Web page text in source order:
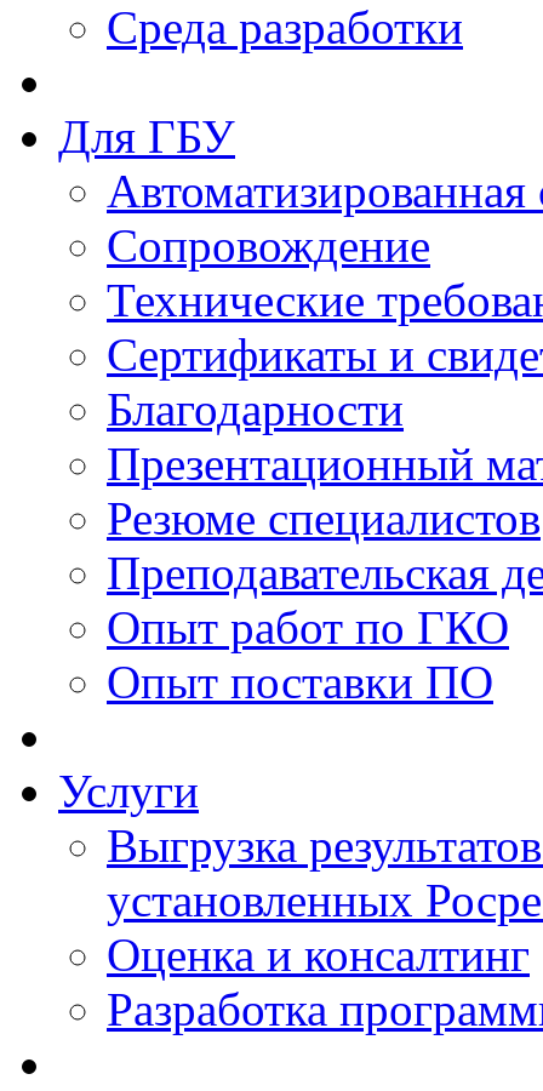
Среда разработки
Для ГБУ
Сопровождение
Технические
Сертификаты и
Благодарности
Презентационный
Резюме специалистов
Преподавательская
Опыт работ по ГКО
Опыт поставки ПО
Услуги
Выгрузка
установленных
Оценка и консалтинг
Разработка